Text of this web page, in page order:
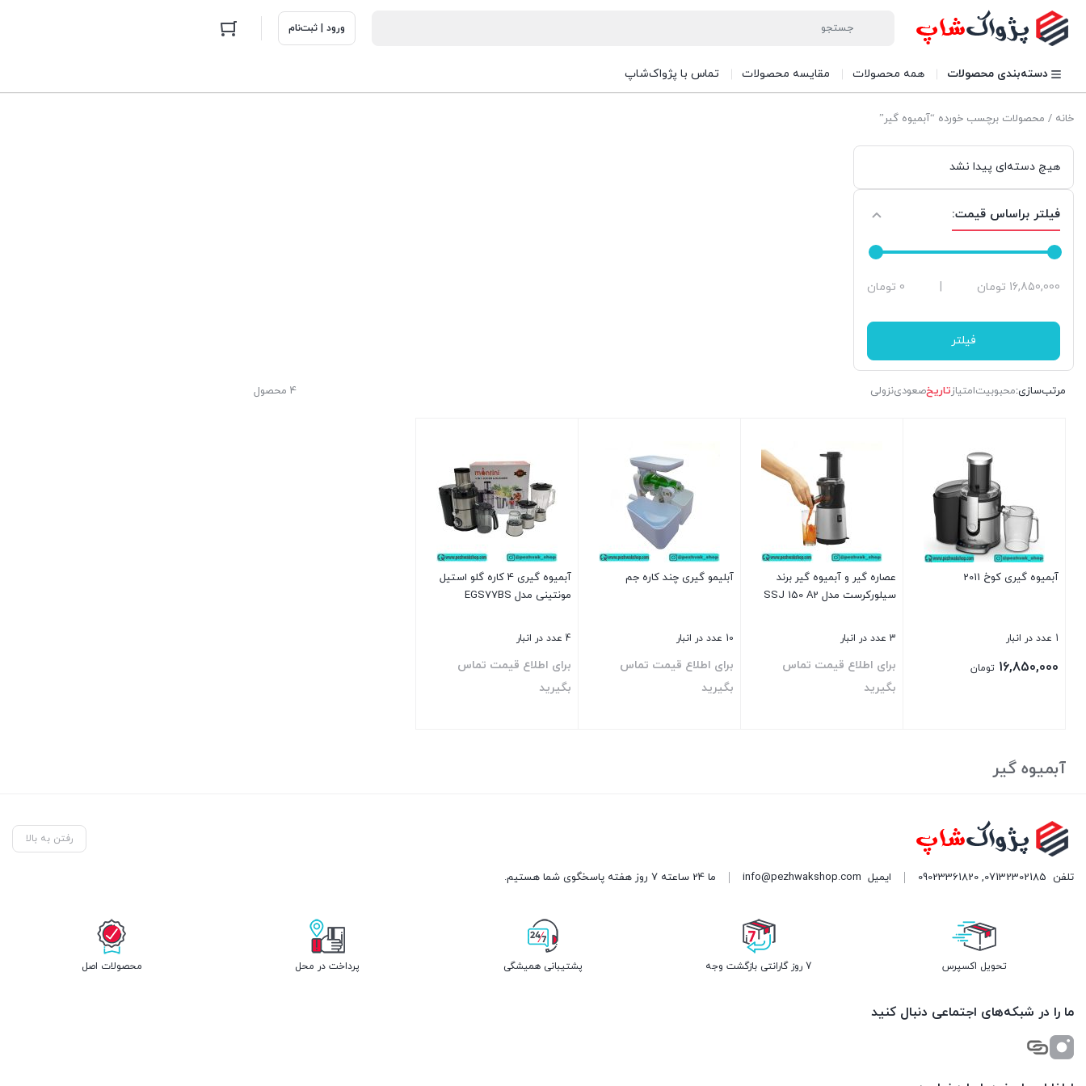
ورود | ثبت‌نام
دسته‌بندی محصولات همه محصولات مقایسه محصولات تماس با پژواک‌شاپ
خانه / محصولات برچسب خورده “آبمیوه گیر”
هیچ دسته‌ای پیدا نشد
فیلتر براساس قیمت:
حداقل
حداکثر
0 تومان | 16,850,000 تومان
فیلتر
4 محصول مرتب‌سازی:محبوبیتامتیازتاریخصعودینزولی
آبمیوه گیری کوخ 2011
1 عدد در انبار
16,850,000 تومان
عصاره گیر و آبمیوه گیر برند
سیلورکرست مدل SSJ 150 A2
3 عدد در انبار
برای اطلاع قیمت تماس
بگیرید
آبلیمو گیری چند کاره جم
10 عدد در انبار
برای اطلاع قیمت تماس
بگیرید
آبمیوه گیری 4 کاره گلو استیل
مونتینی مدل EGS77BS
4 عدد در انبار
برای اطلاع قیمت تماس
بگیرید
آبمیوه گیر
رفتن به بالا
تلفن 07132302185
,
09023361820 ایمیل info@pezhwakshop.com ما 24 ساعته 7 روز هفته پاسخگوی شما هستیم.
تحویل اکسپرس 7 روز گارانتی بازگشت وجه پشتیبانی همیشگی پرداخت در محل محصولات اصل
ما را در شبکه‌های اجتماعی دنبال کنید